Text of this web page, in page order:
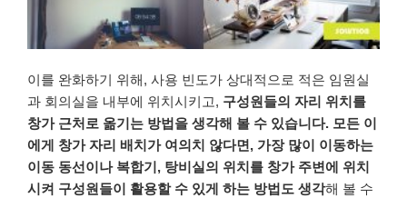
이를 완화하기 위해, 사용 빈도가 상대적으로 적은 임원실
과 회의실을 내부에 위치시키고, 구성원들의 자리 위치를
창가 근처로 옮기는 방법을 생각해 볼 수 있습니다. 모든 이
에게 창가 자리 배치가 여의치 않다면, 가장 많이 이동하는
이동 동선이나 복합기, 탕비실의 위치를 창가 주변에 위치
시켜 구성원들이 활용할 수 있게 하는 방법도 생각해 볼 수